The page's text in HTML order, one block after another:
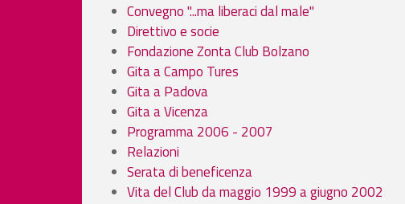
Convegno "...ma liberaci dal male"
Direttivo e socie
Fondazione Zonta Club Bolzano
Gita a Campo Tures
Gita a Padova
Gita a Vicenza
Programma 2006 - 2007
Relazioni
Serata di beneficenza
Vita del Club da maggio 1999 a giugno 2002